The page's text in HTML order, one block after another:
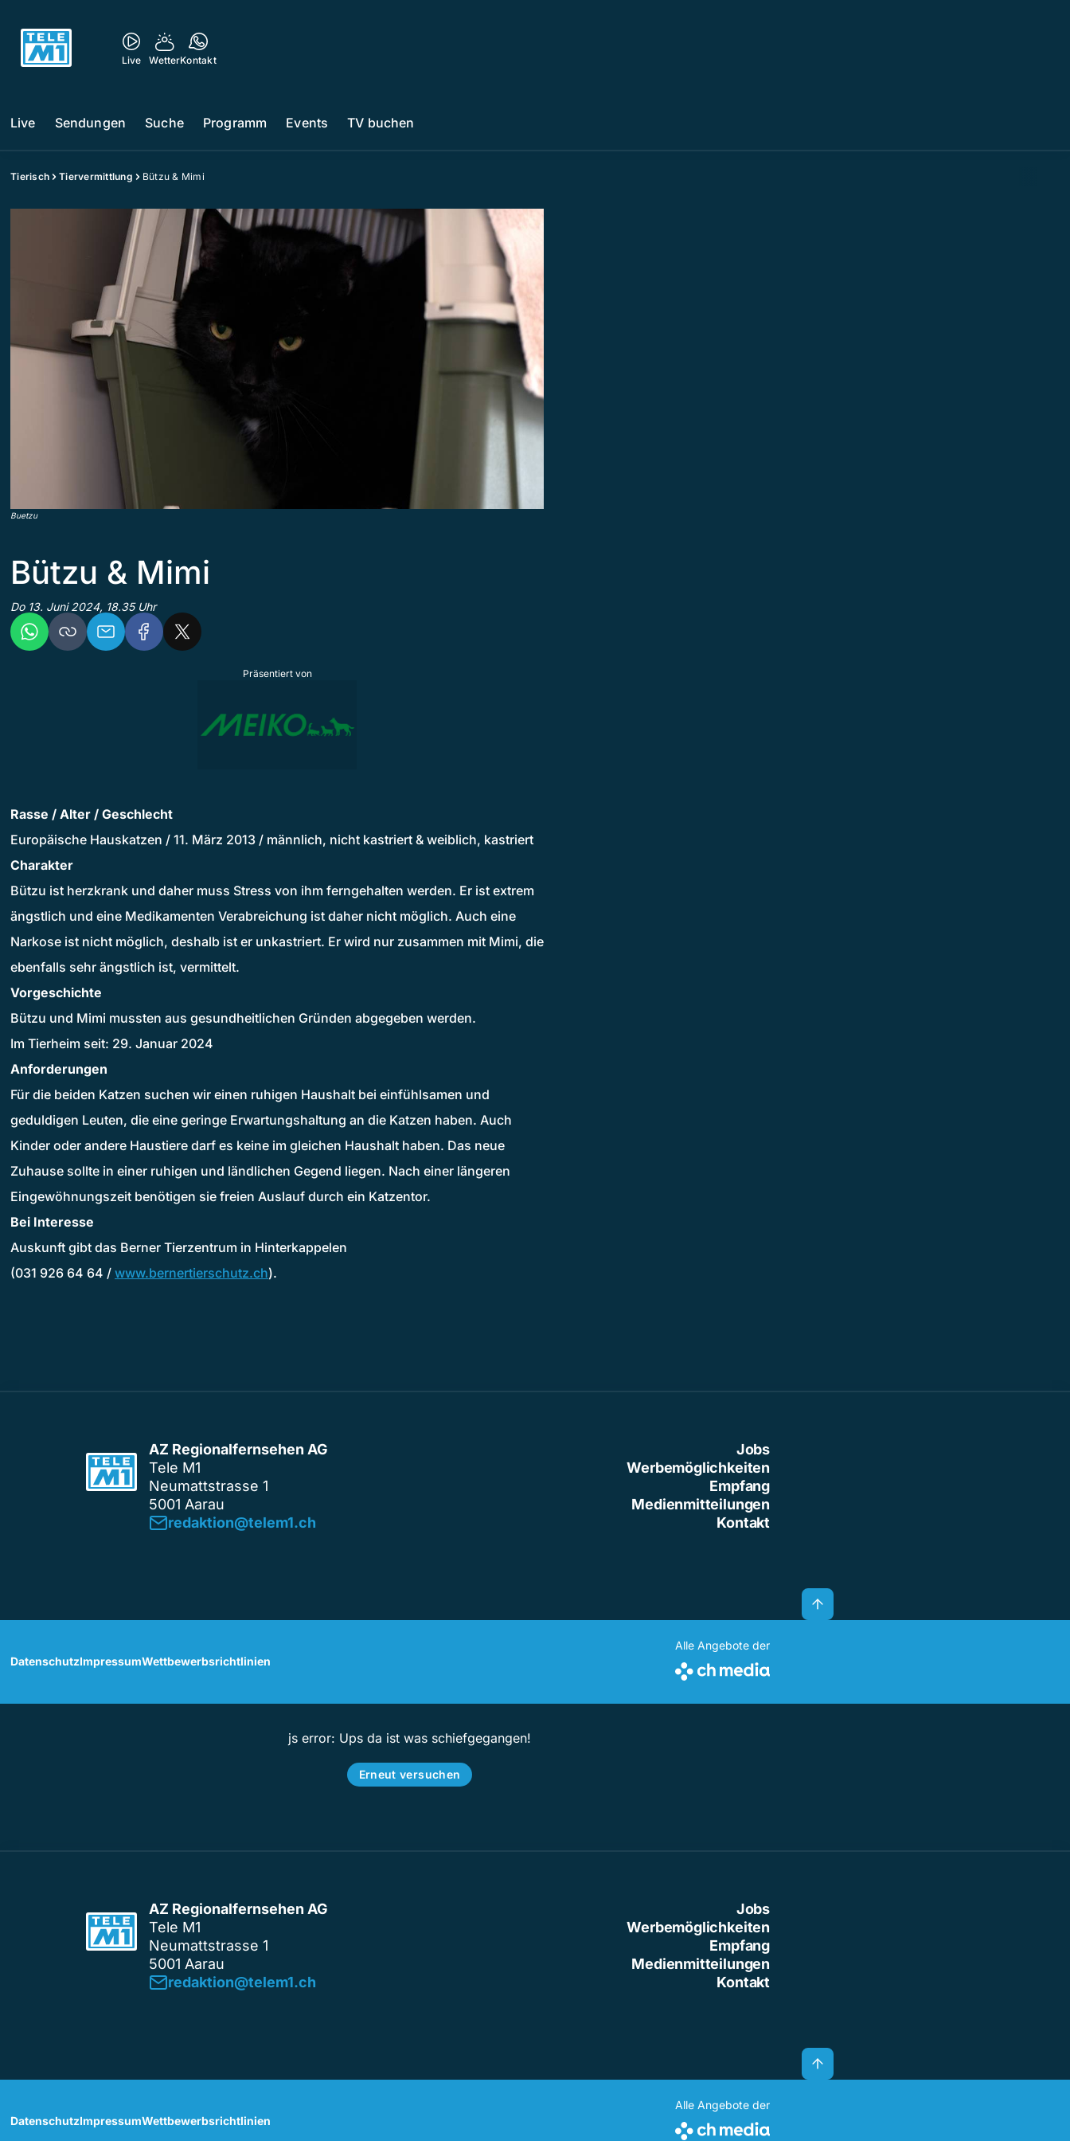
Live WetterKontakt
Live Sendungen Suche Programm Events TV buchen
Tierisch Tiervermittlung Bützu & Mimi
Buetzu
Bützu & Mimi
Do 13. Juni 2024, 18.35 Uhr
Präsentiert von
Rasse / Alter / Geschlecht
Europäische Hauskatzen / 11. März 2013 / männlich, nicht kastriert & weiblich, kastriert
Charakter
Bützu ist herzkrank und daher muss Stress von ihm ferngehalten werden. Er ist extrem
ängstlich und eine Medikamenten Verabreichung ist daher nicht möglich. Auch eine
Narkose ist nicht möglich, deshalb ist er unkastriert. Er wird nur zusammen mit Mimi, die
ebenfalls sehr ängstlich ist, vermittelt.
Vorgeschichte
Bützu und Mimi mussten aus gesundheitlichen Gründen abgegeben werden.
Im Tierheim seit: 29. Januar 2024
Anforderungen
Für die beiden Katzen suchen wir einen ruhigen Haushalt bei einfühlsamen und
geduldigen Leuten, die eine geringe Erwartungshaltung an die Katzen haben. Auch
Kinder oder andere Haustiere darf es keine im gleichen Haushalt haben. Das neue
Zuhause sollte in einer ruhigen und ländlichen Gegend liegen. Nach einer längeren
Eingewöhnungszeit benötigen sie freien Auslauf durch ein Katzentor.
Bei Interesse
Auskunft gibt das Berner Tierzentrum in Hinterkappelen
(031 926 64 64 / www.bernertierschutz.ch).
AZ Regionalfernsehen AG
Tele M1
Neumattstrasse 1
5001 Aarau
redaktion@telem1.ch
Jobs
Werbemöglichkeiten
Empfang
Medienmitteilungen
Kontakt
DatenschutzImpressumWettbewerbsrichtlinien
Alle Angebote der
js error: Ups da ist was schiefgegangen!
Erneut versuchen
AZ Regionalfernsehen AG
Tele M1
Neumattstrasse 1
5001 Aarau
redaktion@telem1.ch
Jobs
Werbemöglichkeiten
Empfang
Medienmitteilungen
Kontakt
DatenschutzImpressumWettbewerbsrichtlinien
Alle Angebote der